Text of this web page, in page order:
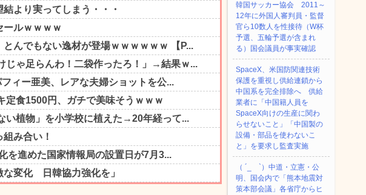
韓国サッカー協会 2011～
12年に外国人審判員・監督
官ら10数人を性接待（W杯
予選、五輪予選が含まれ
る）国会議員が事実確認
SpaceX、米国防関連技術
保護を重視し供給連鎖から
中国系を完全排除へ 供給
業者に「中国籍人員を
SpaceX向けの生産に関わ
らせないこと」「中国製の
設備・部品を使わないこ
と」を要求し監査実施
（ ´_ゝ`）中道・立憲・公
明、国会内で「熊本地震対
策本部会議」各省庁からヒ